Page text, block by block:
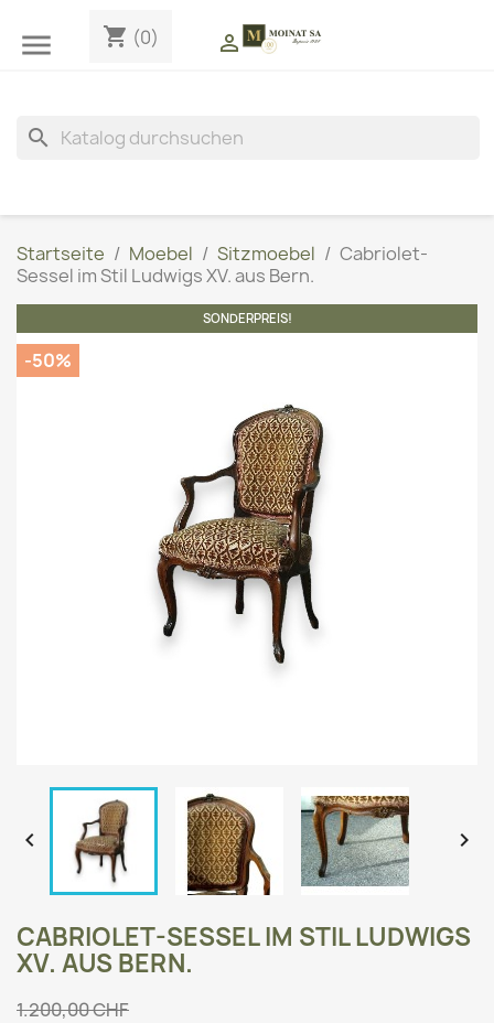
 shopping_cart (0) 
search
Startseite Moebel Sitzmoebel
Cabriolet-
Sessel im Stil Ludwigs XV. aus Bern.
SONDERPREIS!
-50%
 
CABRIOLET-SESSEL IM STIL LUDWIGS
XV. AUS BERN.
1.200,00 CHF